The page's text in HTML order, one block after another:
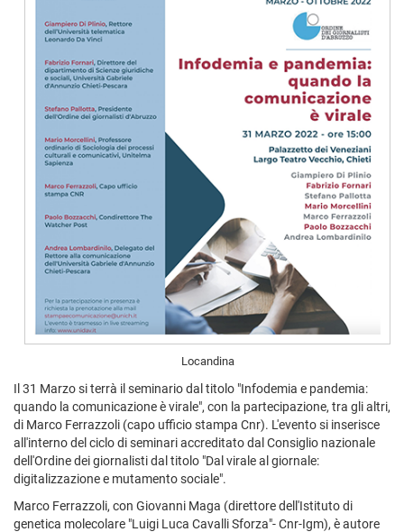
Locandina
Il 31 Marzo si terrà il seminario dal titolo "Infodemia e pandemia:
quando la comunicazione è virale", con la partecipazione, tra gli altri,
di Marco Ferrazzoli (capo ufficio stampa Cnr). L'evento si inserisce
all'interno del ciclo di seminari accreditato dal Consiglio nazionale
dell'Ordine dei giornalisti dal titolo "Dal virale al giornale:
digitalizzazione e mutamento sociale".
Marco Ferrazzoli, con Giovanni Maga (direttore dell'Istituto di
genetica molecolare "Luigi Luca Cavalli Sforza"- Cnr-Igm), è autore